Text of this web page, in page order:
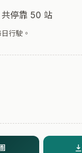
共停靠 50 站
行駛。